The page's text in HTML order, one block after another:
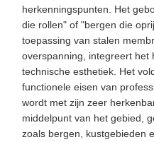
herkenningspunten. Het
die rollen" of "bergen die
toepassing van stalen
overspanning, integreert het
technische esthetiek. Het
functionele eisen van
wordt met zijn zeer
middelpunt van het gebied,
zoals bergen, kustgebieden